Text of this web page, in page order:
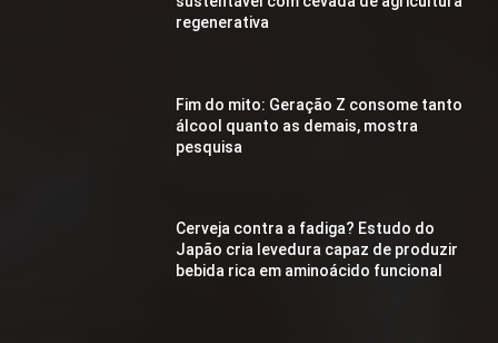
regenerativa
Fim do mito: Geração Z consome tanto
álcool quanto as demais, mostra
pesquisa
Cerveja contra a fadiga? Estudo do
Japão cria levedura capaz de produzir
bebida rica em aminoácido funcional